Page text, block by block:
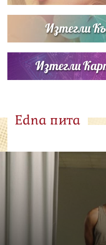
Изтегли
Изтегли
Edna пита